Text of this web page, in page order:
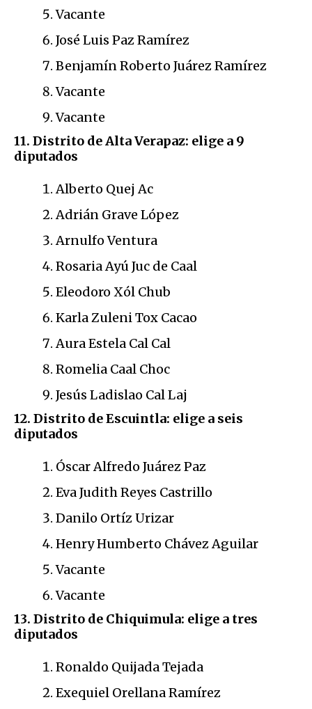
Vacante
José Luis Paz Ramírez
Benjamín Roberto Juárez Ramírez
Vacante
Vacante
11. Distrito de Alta Verapaz: elige a 9
diputados
Alberto Quej Ac
Adrián Grave López
Arnulfo Ventura
Rosaria Ayú Juc de Caal
Eleodoro Xól Chub
Karla Zuleni Tox Cacao
Aura Estela Cal Cal
Romelia Caal Choc
Jesús Ladislao Cal Laj
12. Distrito de Escuintla: elige a seis
diputados
Óscar Alfredo Juárez Paz
Eva Judith Reyes Castrillo
Danilo Ortíz Urizar
Henry Humberto Chávez Aguilar
Vacante
Vacante
13. Distrito de Chiquimula: elige a tres
diputados
Ronaldo Quijada Tejada
Exequiel Orellana Ramírez